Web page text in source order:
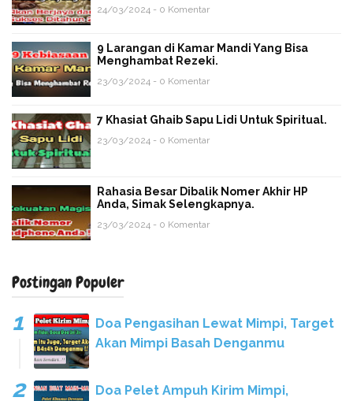
24/03/2024 - 0 Komentar
9 Larangan di Kamar Mandi Yang Bisa
Menghambat Rezeki.
23/03/2024 - 0 Komentar
7 Khasiat Ghaib Sapu Lidi Untuk Spiritual.
23/03/2024 - 0 Komentar
Rahasia Besar Dibalik Nomer Akhir HP
Anda, Simak Selengkapnya.
23/03/2024 - 0 Komentar
Postingan Populer
Doa Pengasihan Lewat Mimpi, Target
Akan Mimpi Basah Denganmu
Doa Pelet Ampuh Kirim Mimpi,